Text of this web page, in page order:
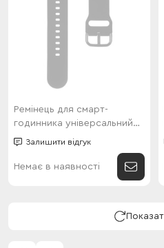
Ремінець для смарт-
годинника універсальний
Thick style (20мм) Black
Залишити відгук
Немає в наявності